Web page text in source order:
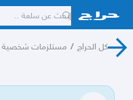
كل الحراج / مستلزمات شخصية